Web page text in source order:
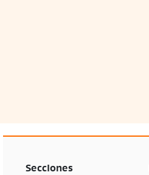
Secciones